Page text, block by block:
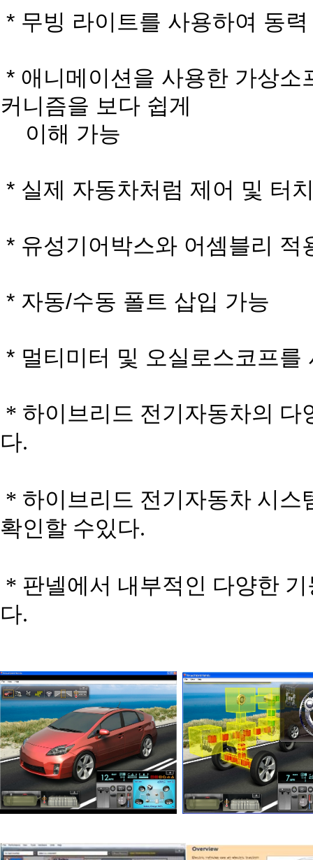
* 무빙 라이트를 사용하여 동
* 애니메이션을 사용한 가상
커니즘을 보다 쉽게
이해 가능
* 실제 자동차처럼 제어 및 터
* 유성기어박스와 어셈블리 적
* 자동/수동 폴트 삽입 가능
* 멀티미터 및 오실로스코프
* 하이브리드 전기자동차의 다
다.
* 하이브리드 전기자동차 시스
확인할 수있다.
* 판넬에서 내부적인 다양한
다.